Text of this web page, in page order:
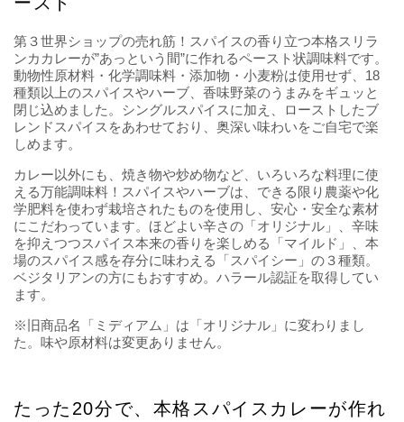
第３世界ショップの売れ筋！スパイスの香り立つ本格スリラ
ンカカレーが”あっという間”に作れるペースト状調味料です。
動物性原材料・化学調味料・添加物・小麦粉は使用せず、18
種類以上のスパイスやハーブ、香味野菜のうまみをギュッと
閉じ込めました。シングルスパイスに加え、ローストしたブ
レンドスパイスをあわせており、奥深い味わいをご自宅で楽
しめます。
カレー以外にも、焼き物や炒め物など、いろいろな料理に使
える万能調味料！スパイスやハーブは、できる限り農薬や化
学肥料を使わず栽培されたものを使用し、安心・安全な素材
にこだわっています。ほどよい辛さの「オリジナル」、辛味
を抑えつつスパイス本来の香りを楽しめる「マイルド」、本
場のスパイス感を存分に味わえる「スパイシー」の３種類。
ベジタリアンの方にもおすすめ。ハラール認証を取得してい
ます。
※旧商品名「ミディアム」は「オリジナル」に変わりまし
た。味や原材料は変更ありません。
たった20分で、本格スパイスカレーが作れ